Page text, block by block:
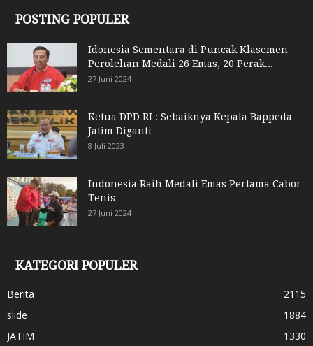
POSTING POPULER
Idonesia Sementara di Puncak Klasemen
Perolehan Medali 26 Emas, 20 Perak...
27 Juni 2024
Ketua DPD RI : Sebaiknya Kepala Bappeda
Jatim Diganti
8 Juli 2023
Indonesia Raih Medali Emas Pertama Cabor
Tenis
27 Juni 2024
KATEGORI POPULER
Berita
2115
slide
1884
JATIM
1330